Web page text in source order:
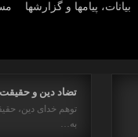
بیانات، پیامها و گزارشها
تضاد دین و
توهم خدای دین،
به…